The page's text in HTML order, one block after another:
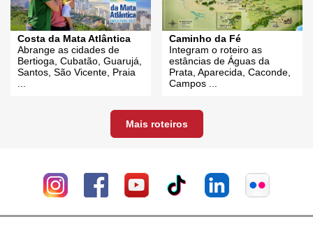
Costa da Mata Atlântica
Abrange as cidades de
Bertioga, Cubatão, Guarujá,
Santos, São Vicente, Praia
Caminho da Fé
Integram o roteiro as
estâncias de Águas da
Prata, Aparecida, Caconde,
Campos ...
Mais roteiros